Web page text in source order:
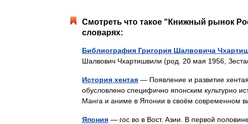
Смотреть что такое "Книжный рынок
словарях:
Библиография Григория Шалвовича
Шалвович Чхартишвили (род. 20 мая 1956,
История хентая — Появление и развитие
обусловлено специфично японским культурно
Манга и аниме в Японии в своём современном
Япония — гос во в Вост. Азии. В первой